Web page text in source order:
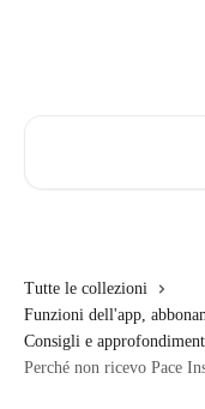
Tutte le collezioni
Funzioni dell'app,
Consigli e
Perché non ricevo Pace